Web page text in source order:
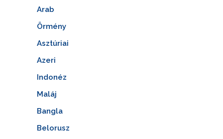
Arab
Örmény
Asztúriai
Azeri
Indonéz
Maláj
Bangla
Belorusz